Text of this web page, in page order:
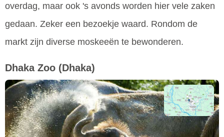
overdag, maar ook 's avonds worden hier vele zaken
gedaan. Zeker een bezoekje waard. Rondom de
markt zijn diverse moskeeën te bewonderen.
Dhaka Zoo (Dhaka)